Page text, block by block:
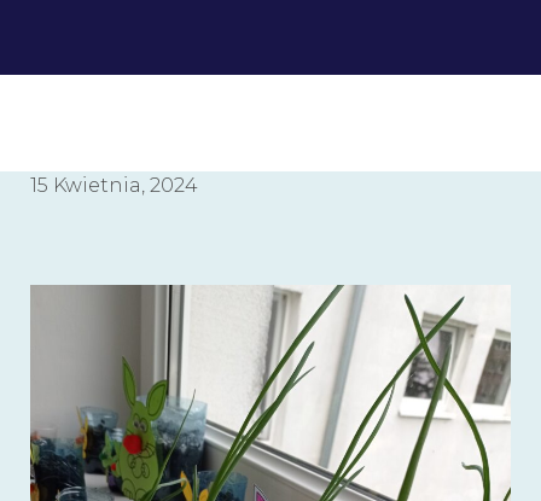
15 Kwietnia, 2024